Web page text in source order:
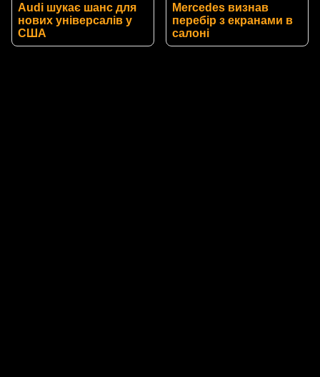
Audi шукає шанс для
нових універсалів у
США
Mercedes визнав
перебір з екранами в
салоні